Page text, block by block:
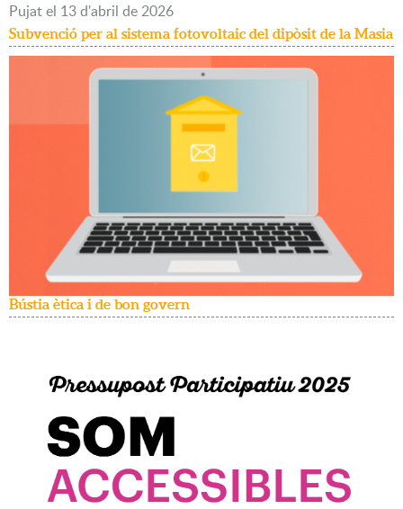
Pujatel 13d'abril de 2026
Subvenció per al sistema fotovoltaic del dipòsit de la Masia
Bústia ètica i de bon govern